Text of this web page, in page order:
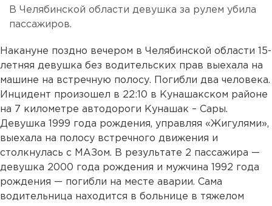
В Челябинской области девушка за рулем убила
пассажиров.
Накануне поздно вечером в Челябинской области 15-
летняя девушка без водительских прав выехала на
машине на встречную полосу. Погибли два человека.
Инцидент произошел в 22:10 в Кунашакском районе
на 7 километре автодороги Кунашак – Сары.
Девушка 1999 года рождения, управляя «Жигулями»,
выехала на полосу встречного движения и
столкнулась с МАЗом. В результате 2 пассажира —
девушка 2000 года рождения и мужчина 1992 года
рождения — погибли на месте аварии. Сама
водительница находится в больнице в тяжелом